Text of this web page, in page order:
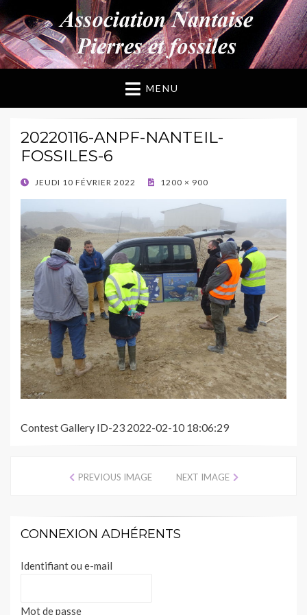
ANPF
Association Nantaise Pierres et Fossiles
MENU
20220116-ANPF-NANTEIL-
FOSSILES-6
POSTED
JEUDI 10 FÉVRIER 2022 1200 × 900
Contest Gallery ID-23 2022-02-10 18:06:29
PREVIOUS IMAGE NEXT IMAGE
CONNEXION ADHÉRENTS
Identifiant ou e-mail
Mot de passe